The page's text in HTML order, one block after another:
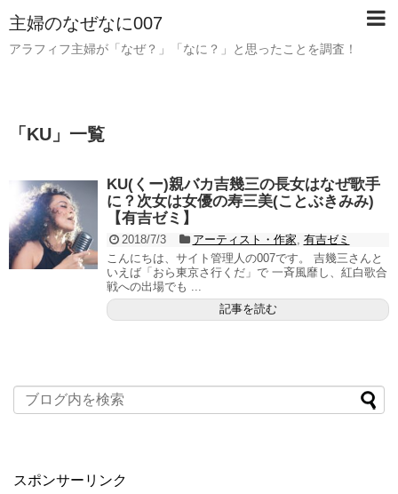
主婦のなぜなに007
アラフィフ主婦が「なぜ？」「なに？」と思ったことを調査！
「 KU 」 一覧
KU(くー)親バカ吉幾三の長女はなぜ歌手
に？次女は女優の寿三美(ことぶきみみ)
【有吉ゼミ】
2018/7/3 アーティスト・作家 有吉ゼミ
こんにちは、サイト管理人の007です。 吉幾三さんと
いえば「おら東京さ行くだ」で 一斉風靡し、紅白歌合
戦への出場でも ...
記事を読む
スポンサーリンク